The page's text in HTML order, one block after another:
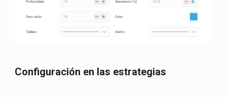
Configuración en las estrategias